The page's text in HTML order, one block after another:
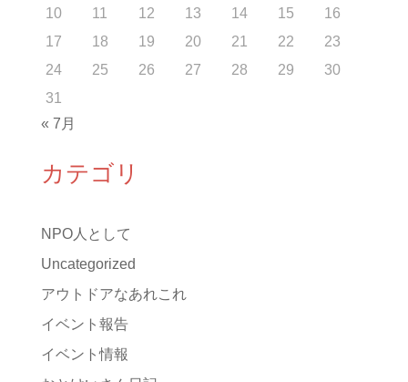
10
11 12 13 14 15
16
17
18 19 20 21 22
23
24
25 26 27 28 29
30
31
« 7月
カテゴリ
NPO人として
Uncategorized
アウトドアなあれこれ
イベント報告
イベント情報